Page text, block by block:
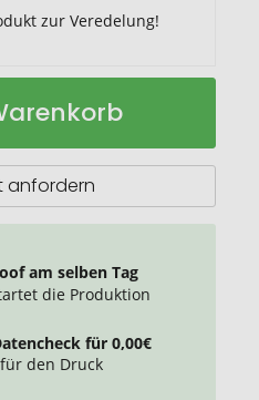
zur Veredelung!
anfordern
am selben Tag
die Produktion
für 0,00€
den Druck